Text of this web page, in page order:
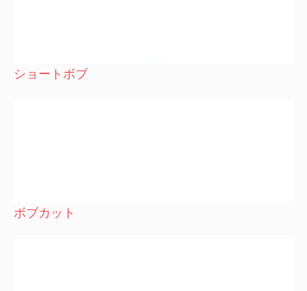
ショートボブ
ボブカット